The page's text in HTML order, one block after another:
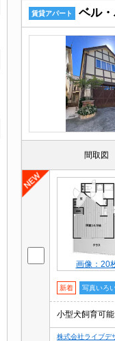
賃貸アパート ベル
間取図
画像：20
新着 写真いろ
小型犬飼育可
株式会社ライブデ